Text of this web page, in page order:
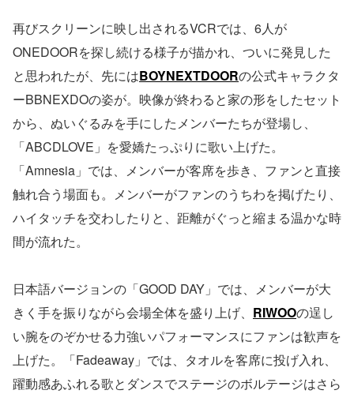
再びスクリーンに映し出されるVCRでは、6人が
ONEDOORを探し続ける様子が描かれ、ついに発見した
と思われたが、先にはBOYNEXTDOORの公式キャラクタ
ーBBNEXDOの姿が。映像が終わると家の形をしたセット
から、ぬいぐるみを手にしたメンバーたちが登場し、
「ABCDLOVE」を愛嬌たっぷりに歌い上げた。
「Amnesia」では、メンバーが客席を歩き、ファンと直接
触れ合う場面も。メンバーがファンのうちわを掲げたり、
ハイタッチを交わしたりと、距離がぐっと縮まる温かな時
間が流れた。
日本語バージョンの「GOOD DAY」では、メンバーが大
きく手を振りながら会場全体を盛り上げ、 RIWOOの逞し
い腕をのぞかせる力強いパフォーマンスにファンは歓声を
上げた。「Fadeaway」では、タオルを客席に投げ入れ、
躍動感あふれる歌とダンスでステージのボルテージはさら